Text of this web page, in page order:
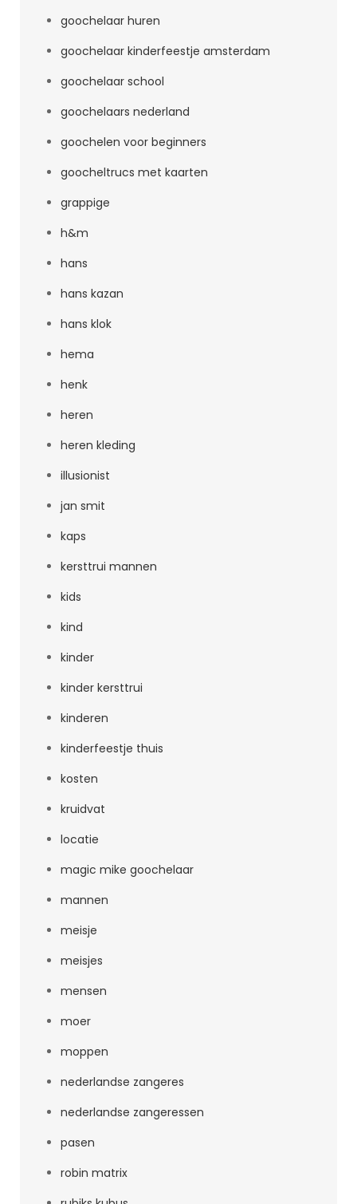
goochelaar huren
goochelaar kinderfeestje amsterdam
goochelaar school
goochelaars nederland
goochelen voor beginners
goocheltrucs met kaarten
grappige
h&m
hans
hans kazan
hans klok
hema
henk
heren
heren kleding
illusionist
jan smit
kaps
kersttrui mannen
kids
kind
kinder
kinder kersttrui
kinderen
kinderfeestje thuis
kosten
kruidvat
locatie
magic mike goochelaar
mannen
meisje
meisjes
mensen
moer
moppen
nederlandse zangeres
nederlandse zangeressen
pasen
robin matrix